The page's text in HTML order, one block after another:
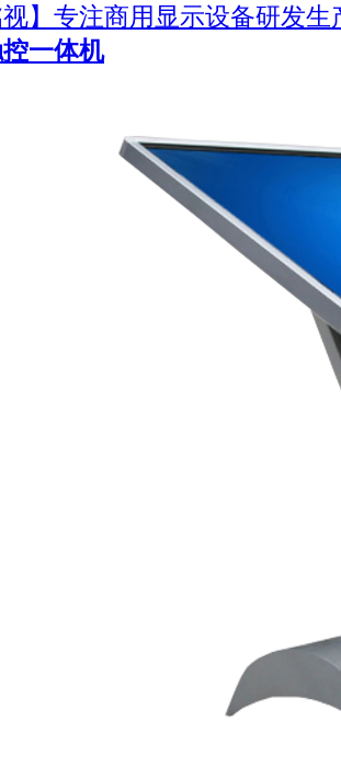
视】专注商用显示设备研发
一体机